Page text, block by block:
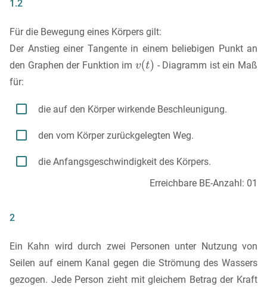
1.2
Für die Bewegung eines Körpers gilt:
Der Anstieg einer Tangente in einem beliebigen Punkt an
den Graphen der Funktion im
- Diagramm ist ein Maß
für:
 die auf den Körper wirkende Beschleunigung.
 den vom Körper zurückgelegten Weg.

die Anfangsgeschwindigkeit des Körpers.
Erreichbare BE-Anzahl: 01
2
Ein Kahn wird durch zwei Personen unter Nutzung von
Seilen auf einem Kanal gegen die Strömung des Wassers
gezogen. Jede Person zieht mit gleichem Betrag der Kraft